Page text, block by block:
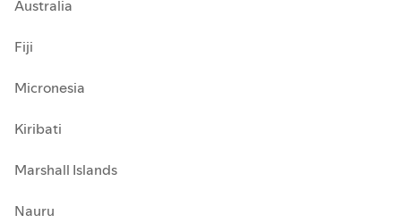
Australia
Fiji
Micronesia
Kiribati
Marshall Islands
Nauru